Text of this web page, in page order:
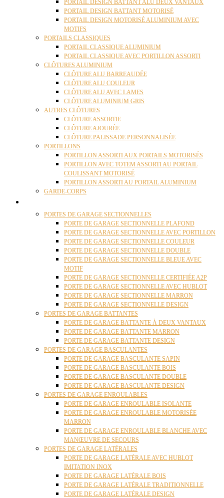
PORTAIL DESIGN BATTANT ALU DEUX VANTAUX
PORTAIL DESIGN BATTANT MOTORISÉ
PORTAIL DESIGN MOTORISÉ ALUMINIUM AVEC
MOTIFS
PORTAILS CLASSIQUES
PORTAIL CLASSIQUE ALUMINIUM
PORTAIL CLASSIQUE AVEC PORTILLON ASSORTI
CLÔTURES ALUMINIUM
CLÔTURE ALU BARREAUDÉE
CLÔTURE ALU COULEUR
CLÔTURE ALU AVEC LAMES
CLÔTURE ALUMINIUM GRIS
AUTRES CLÔTURES
CLÔTURE ASSORTIE
CLÔTURE AJOURÉE
CLÔTURE PALISSADE PERSONNALISÉE
PORTILLONS
PORTILLON ASSORTI AUX PORTAILS MOTORISÉS
PORTILLON AVEC TOTEM ASSORTI AU PORTAIL
COULISSANT MOTORISÉ
PORTILLON ASSORTI AU PORTAIL ALUMINIUM
GARDE-CORPS
PORTES DE GARAGE SECTIONNELLES
PORTE DE GARAGE SECTIONNELLE PLAFOND
PORTE DE GARAGE SECTIONNELLE AVEC PORTILLON
PORTE DE GARAGE SECTIONNELLE COULEUR
PORTE DE GARAGE SECTIONNELLE DOUBLE
PORTE DE GARAGE SECTIONNELLE BLEUE AVEC
MOTIF
PORTE DE GARAGE SECTIONNELLE CERTIFIÉE A2P
PORTE DE GARAGE SECTIONNELLE AVEC HUBLOT
PORTE DE GARAGE SECTIONNELLE MARRON
PORTE DE GARAGE SECTIONNELLE DESIGN
PORTES DE GARAGE BATTANTES
PORTE DE GARAGE BATTANTE À DEUX VANTAUX
PORTE DE GARAGE BATTANTE MARRON
PORTE DE GARAGE BATTANTE DESIGN
PORTES DE GARAGE BASCULANTES
PORTE DE GARAGE BASCULANTE SAPIN
PORTE DE GARAGE BASCULANTE BOIS
PORTE DE GARAGE BASCULANTE DOUBLE
PORTE DE GARAGE BASCULANTE DESIGN
PORTES DE GARAGE ENROULABLES
PORTE DE GARAGE ENROULABLE ISOLANTE
PORTE DE GARAGE ENROULABLE MOTORISÉE
MARRON
PORTE DE GARAGE ENROULABLE BLANCHE AVEC
MANŒUVRE DE SECOURS
PORTES DE GARAGE LATÉRALES
PORTE DE GARAGE LATÉRALE AVEC HUBLOT
IMITATION INOX
PORTE DE GARAGE LATÉRALE BOIS
PORTE DE GARAGE LATÉRALE TRADITIONNELLE
PORTE DE GARAGE LATÉRALE DESIGN